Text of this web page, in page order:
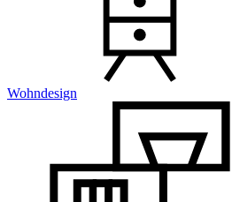
Wohndesign